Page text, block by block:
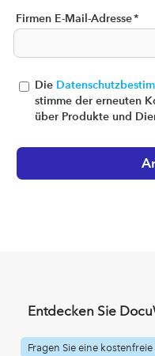
Firmen E-Mail-Adresse*
Die
stimme der erneuten
über Produkte und
Entdecken Sie
Fragen Sie eine